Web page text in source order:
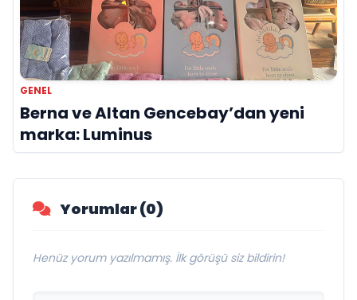
GENEL
Berna ve Altan Gencebay’dan yeni
marka: Luminus
Yorumlar (0)
Henüz yorum yazılmamış. İlk görüşü siz bildirin!